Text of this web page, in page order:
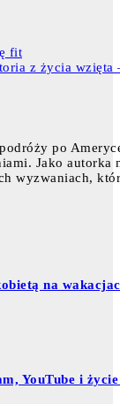
fit
z życia
po
Jako
wyzwaniach,
na
YouTube i